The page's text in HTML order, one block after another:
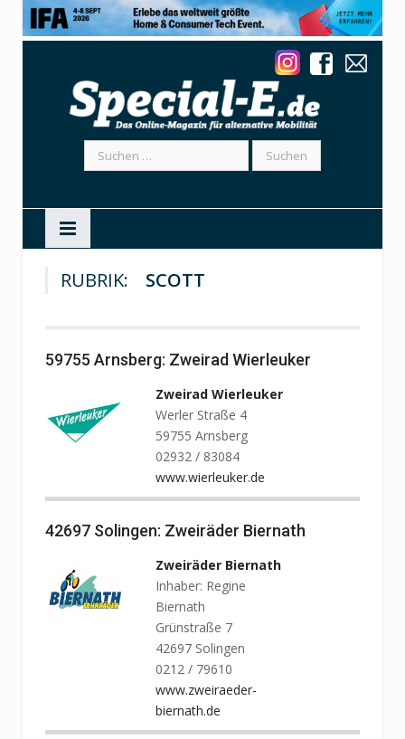
Suchen
nach:
RUBRIK: SCOTT
59755 Arnsberg: Zweirad Wierleuker
Zweirad Wierleuker
Werler Straße 4
59755 Arnsberg
02932 / 83084
www.wierleuker.de
42697 Solingen: Zweiräder Biernath
Zweiräder Biernath
Inhaber: Regine
Biernath
Grünstraße 7
42697 Solingen
0212 / 79610
www.zweiraeder-
biernath.de